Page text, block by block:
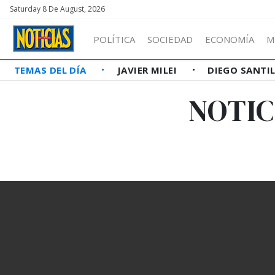
Saturday 8 De August, 2026
POLÍTICA SOCIEDAD ECONOMÍA
TEMAS DEL DÍA JAVIER MILEI DIEGO